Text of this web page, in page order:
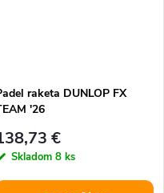
raketa DUNLOP FX
'26
€
Skladom 8 ks